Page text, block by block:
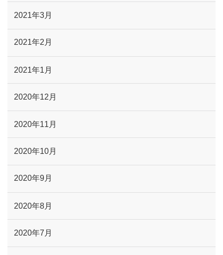
2021年3月
2021年2月
2021年1月
2020年12月
2020年11月
2020年10月
2020年9月
2020年8月
2020年7月